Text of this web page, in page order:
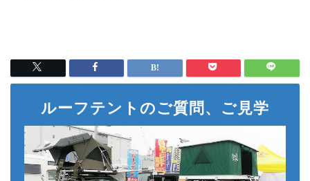
ルーフテントのご質問、ご見学